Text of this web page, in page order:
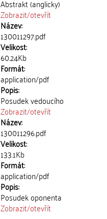
Abstrakt (anglicky)
Zobrazit/otevřít
Název:
130011297.pdf
Velikost:
60.24Kb
Formát:
application/pdf
Popis:
Posudek vedoucího
Zobrazit/otevřít
Název:
130011296.pdf
Velikost:
133.1Kb
Formát:
application/pdf
Popis:
Posudek oponenta
Zobrazit/otevřít